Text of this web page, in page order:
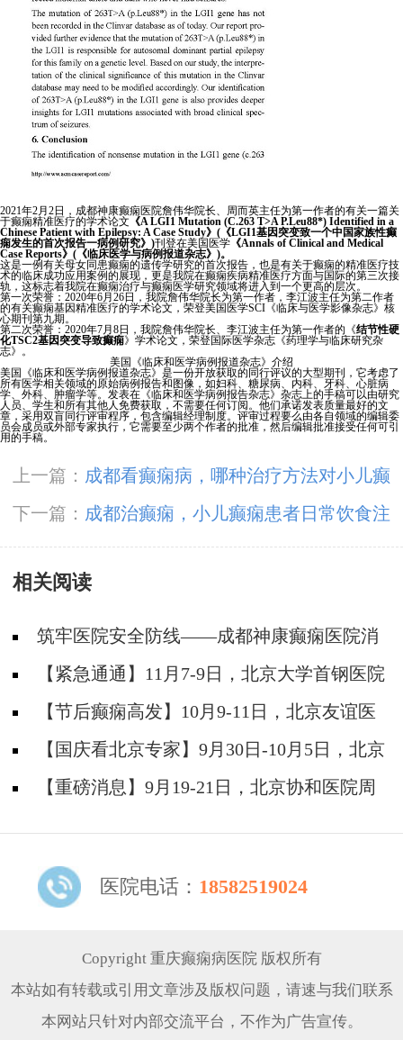
2021年2月2日，成都神康癫痫医院詹伟华院长、周而英主任为第一作者的有关一篇关
于癫痫精准医疗的学术论文 《A LGI1 Mutation (C.263 T>A P.Leu88*) Identified in a
Chinese Patient with Epilepsy: A Case Study》(《LGI1基因突变致一个中国家族性癫
痫发生的首次报告一病例研究》)刊登在美国医学 《Annals of Clinical and Medical
Case Reports》(《临床医学与病例报道杂志》)。
这是一例有关母女同患癫痫的遗传学研究的首次报告，也是有关于癫痫的精准医疗技
术的临床成功应用案例的展现，更是我院在癫痫疾病精准医疗方面与国际的第三次接
轨，这标志着我院在癫痫治疗与癫痫医学研究领域将进入到一个更高的层次。
第一次荣誉：2020年6月26日，我院詹伟华院长为第一作者，李江波主任为第二作者
的有关癫痫基因精准医疗的学术论文，荣登美国医学SCI《临床与医学影像杂志》核
心期刊第九期。
第二次荣誉：2020年7月8日，我院詹伟华院长、李江波主任为第一作者的《结节性硬
化TSC2基因突变导致癫痫》学术论文，荣登国际医学杂志《药理学与临床研究杂
志》。
美国《临床和医学病例报道杂志》介绍
美国《临床和医学病例报道杂志》是一份开放获取的同行评议的大型期刊，它考虑了
所有医学相关领域的原始病例报告和图像，如妇科、糖尿病、内科、牙科、心脏病
学、外科、肿瘤学等。发表在《临床和医学病例报告杂志》杂志上的手稿可以由研究
人员、学生和所有其他人免费获取，不需要任何订阅。他们承诺发表质量最好的文
章，采用双盲同行评审程序，包含编辑经理制度。评审过程要么由各自领域的编辑委
员会成员或外部专家执行，它需要至少两个作者的批准，然后编辑批准接受任何可引
用的手稿。
上一篇： 成都看癫痫病，哪种治疗方法对小儿癫
痫更有帮助?
下一篇： 成都治癫痫，小儿癫痫患者日常饮食注
意事项?
相关阅读
筑牢医院安全防线——成都神康癫痫医院消
防安全培训纪实
【紧急通通】11月7-9日，北京大学首钢医院
神经内科胡颖教授亲临成都会诊，破解癫痫疑难
【节后癫痫高发】10月9-11日，北京友谊医
院陈葵博士免费会诊+治疗援助，破解癫痫难
题！
【国庆看北京专家】9月30日-10月5日，北京
天坛&首钢医院两大专家蓉城亲诊+癫痫大额救
【重磅消息】9月19-21日，北京协和医院周
线！
医院电话： 18582519024
Copyright 重庆癫痫病医院 版权所有
本站如有转载或引用文章涉及版权问题，请速与我们联系
本网站只针对内部交流平台，不作为广告宣传。